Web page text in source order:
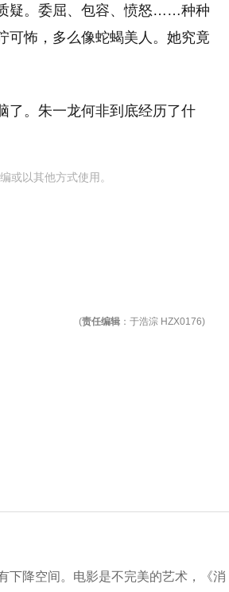
疑。委屈、包容、愤怒……种种
可怖，多么像蛇蝎美人。她究竟
了。朱一龙何非到底经历了什
或以其他方式使用。
(责任编辑 ：于浩淙 HZX0176)
下降空间。电影是不完美的艺术，《消